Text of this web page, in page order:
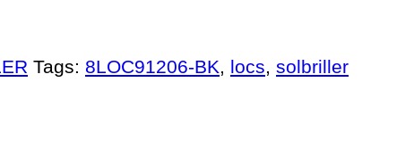
Tags: 8LOC91206-BK, locs, solbriller